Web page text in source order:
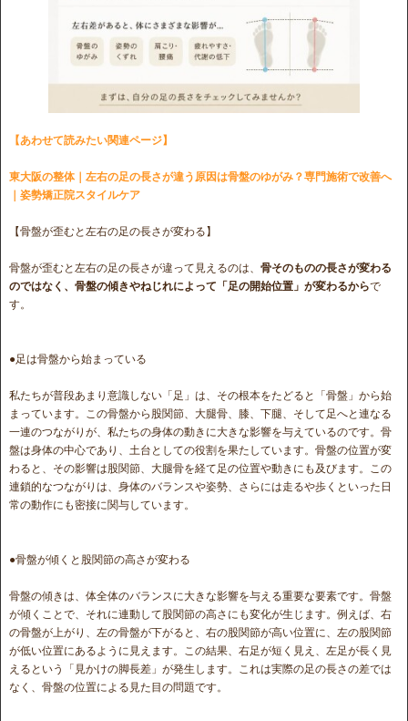
【あわせて読みたい関連ページ】
東大阪の整体｜左右の足の長さが違う原因は骨盤のゆがみ？専門施術で改善へ
｜姿勢矯正院スタイルケア
【骨盤が歪むと左右の足の長さが変わる】
骨盤が歪むと左右の足の長さが違って見えるのは、 骨そのものの長さが変わる
のではなく、骨盤の傾きやねじれによって「足の開始位置」が変わるからで
す。
●足は骨盤から始まっている
私たちが普段あまり意識しない「足」は、その根本をたどると「骨盤」から始
まっています。この骨盤から股関節、大腿骨、膝、下腿、そして足へと連なる
一連のつながりが、私たちの身体の動きに大きな影響を与えているのです。骨
盤は身体の中心であり、土台としての役割を果たしています。骨盤の位置が変
わると、その影響は股関節、大腿骨を経て足の位置や動きにも及びます。この
連鎖的なつながりは、身体のバランスや姿勢、さらには走るや歩くといった日
常の動作にも密接に関与しています。
●骨盤が傾くと股関節の高さが変わる
骨盤の傾きは、体全体のバランスに大きな影響を与える重要な要素です。骨盤
が傾くことで、それに連動して股関節の高さにも変化が生じます。例えば、右
の骨盤が上がり、左の骨盤が下がると、右の股関節が高い位置に、左の股関節
が低い位置にあるように見えます。この結果、右足が短く見え、左足が長く見
えるという「見かけの脚長差」が発生します。これは実際の足の長さの差では
なく、骨盤の位置による見た目の問題です。